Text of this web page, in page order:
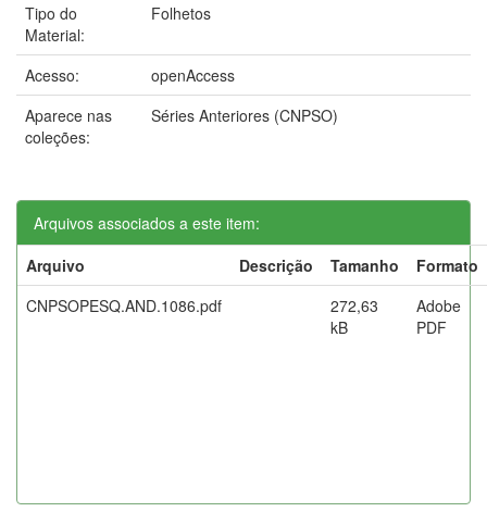
Tipo do
Material:
Folhetos
Acesso:
openAccess
Aparece nas
coleções:
Séries Anteriores (CNPSO)
Arquivos associados a este item:
Arquivo
Descrição Tamanho
Formato
CNPSOPESQ.AND.1086.pdf
272,63
kB
Adobe
PDF